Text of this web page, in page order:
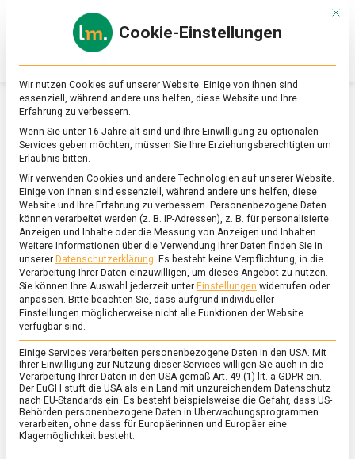
Online-
Magazin
zu
&
Ernährung
SCHLAGWORT:SCHWEDENEISBECHER
ERNÄHRUNG & GESUNDHEIT /FEATURED
Eierlikör 2.0 – dasselbe in „grün”
1. April 2022 Johannes
Eierlikör
Mit
Cookie-Einstellungen
Wir nutzen Cookies auf unserer Website. Einige von ihnen sind
essenziell, während andere uns helfen, diese Website und Ihre
Erfahrung zu verbessern.
Wenn Sie unter 16 Jahre alt sind und Ihre Einwilligung zu optionalen
Services geben möchten, müssen Sie Ihre Erziehungsberechtigten um
Erlaubnis bitten.
Wir verwenden Cookies und andere Technologien auf unserer Website.
Einige von ihnen sind essenziell, während andere uns helfen, diese
Website und Ihre Erfahrung zu verbessern. Personenbezogene Daten
können verarbeitet werden (z. B. IP-Adressen), z. B. für personalisierte
Anzeigen und Inhalte oder die Messung von Anzeigen und Inhalten.
Weitere Informationen über die Verwendung Ihrer Daten finden Sie in
unserer Datenschutzerklärung. Es besteht keine Verpflichtung, in die
Verarbeitung Ihrer Daten einzuwilligen, um dieses Angebot zu nutzen.
Sie können Ihre Auswahl jederzeit unter Einstellungen widerrufen oder
anpassen. Bitte beachten Sie, dass aufgrund individueller
Einstellungen möglicherweise nicht alle Funktionen der Website
verfügbar sind.
Einige Services verarbeiten personenbezogene Daten in den USA. Mit
Ihrer Einwilligung zur Nutzung dieser Services willigen Sie auch in die
Verarbeitung Ihrer Daten in den USA gemäß Art. 49 (1) lit. a GDPR ein.
Der EuGH stuft die USA als ein Land mit unzureichendem Datenschutz
nach EU-Standards ein. Es besteht beispielsweise die Gefahr, dass US-
Behörden personenbezogene Daten in Überwachungsprogrammen
verarbeiten, ohne dass für Europäerinnen und Europäer eine
Klagemöglichkeit besteht.